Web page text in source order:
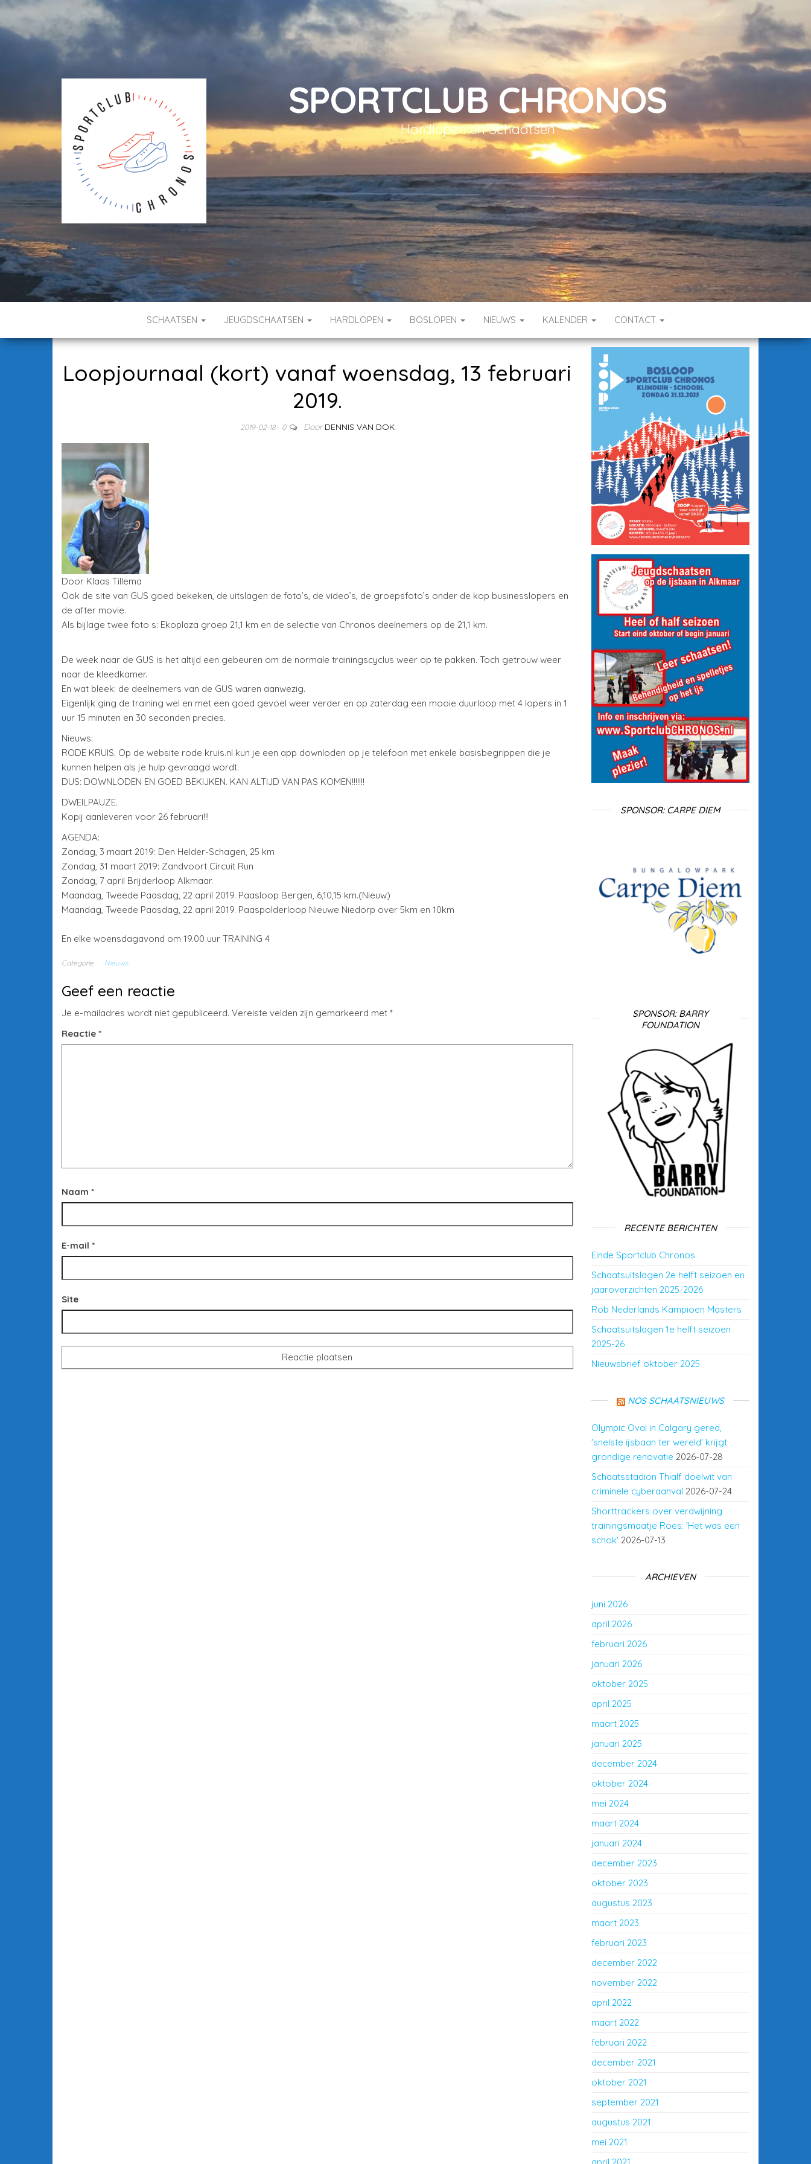
SPORTCLUB CHRONOS
Hardlopen en Schaatsen
SCHAATSEN JEUGDSCHAATSEN HARDLOPEN BOSLOPEN NIEUWS KALENDER CONTACT
Loopjournaal (kort) vanaf woensdag, 13 februari
2019.
2019-02-18 0 Door DENNIS VAN DOK
Door Klaas Tillema
Ook de site van GUS goed bekeken, de uitslagen de foto’s, de video’s, de groepsfoto’s onder de kop businesslopers en
de after movie.
Als bijlage twee foto s: Ekoplaza groep 21,1 km en de selectie van Chronos deelnemers op de 21,1 km.
De week naar de GUS is het altijd een gebeuren om de normale trainingscyclus weer op te pakken. Toch getrouw weer
naar de kleedkamer.
En wat bleek: de deelnemers van de GUS waren aanwezig.
Eigenlijk ging de training wel en met een goed gevoel weer verder en op zaterdag een mooie duurloop met 4 lopers in 1
uur 15 minuten en 30 seconden precies.
Nieuws:
RODE KRUIS. Op de website rode kruis.nl kun je een app downloden op je telefoon met enkele basisbegrippen die je
kunnen helpen als je hulp gevraagd wordt.
DUS: DOWNLODEN EN GOED BEKIJKEN. KAN ALTIJD VAN PAS KOMEN!!!!!!!
DWEILPAUZE.
Kopij aanleveren voor 26 februari!!!
AGENDA:
Zondag, 3 maart 2019: Den Helder-Schagen, 25 km
Zondag, 31 maart 2019: Zandvoort Circuit Run
Zondag, 7 april Brijderloop Alkmaar.
Maandag, Tweede Paasdag, 22 april 2019. Paasloop Bergen, 6,10,15 km.(Nieuw)
Maandag, Tweede Paasdag, 22 april 2019. Paaspolderloop Nieuwe Niedorp over 5km en 10km
En elke woensdagavond om 19.00 uur TRAINING 4
Categorie Nieuws
Geef een reactie
Je e-mailadres wordt niet gepubliceerd. Vereiste velden zijn gemarkeerd met *
Reactie *
Naam *
E-mail *
Site
SPONSOR: CARPE DIEM
SPONSOR: BARRY
FOUNDATION
RECENTE BERICHTEN
Einde Sportclub Chronos
Schaatsuitslagen 2e helft seizoen en
jaaroverzichten 2025-2026
Rob Nederlands Kampioen Masters
Schaatsuitslagen 1e helft seizoen
2025-26
Nieuwsbrief oktober 2025
NOS SCHAATSNIEUWS
Olympic Oval in Calgary gered,
'snelste ijsbaan ter wereld' krijgt
grondige renovatie 2026-07-28
Schaatsstadion Thialf doelwit van
criminele cyberaanval 2026-07-24
Shorttrackers over verdwijning
trainingsmaatje Roes: 'Het was een
schok' 2026-07-13
ARCHIEVEN
juni 2026
april 2026
februari 2026
januari 2026
oktober 2025
april 2025
maart 2025
januari 2025
december 2024
oktober 2024
mei 2024
maart 2024
januari 2024
december 2023
oktober 2023
augustus 2023
maart 2023
februari 2023
december 2022
november 2022
april 2022
maart 2022
februari 2022
december 2021
oktober 2021
september 2021
augustus 2021
mei 2021